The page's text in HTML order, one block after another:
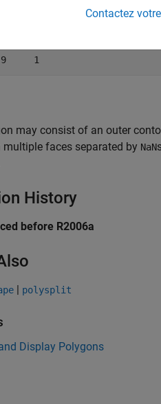
1
may consist of an outer
faces separated by NaN
History
before R2006a
| polysplit
Display Polygons
Contactez